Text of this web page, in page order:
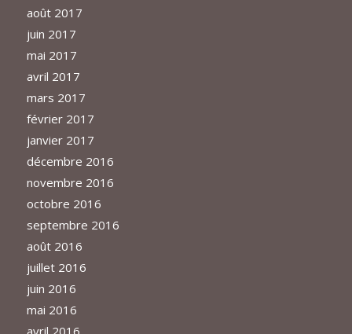
août 2017
juin 2017
mai 2017
avril 2017
mars 2017
février 2017
janvier 2017
décembre 2016
novembre 2016
octobre 2016
septembre 2016
août 2016
juillet 2016
juin 2016
mai 2016
avril 2016